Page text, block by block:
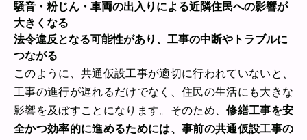
騒音・粉じん・車両の出入りによる近隣住民への影響が
大きくなる
法令違反となる可能性があり、工事の中断やトラブルに
つながる
このように、共通仮設工事が適切に行われていないと、
工事の進行が遅れるだけでなく、住民の生活にも大きな
影響を及ぼすことになります。そのため、修繕工事を安
全かつ効率的に進めるためには、事前の共通仮設工事の